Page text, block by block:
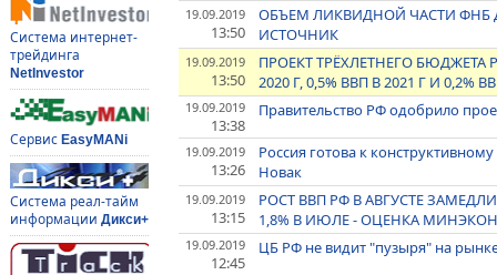
Система интернет-
трейдинга
NetInvestor
Сервис EasyMANi
Система реал-тайм
информации Дикси+
19.09.2019
13:50
ОБЪЕМ ЛИКВИДНОЙ ЧАСТИ ФНБ
ИСТОЧНИК
19.09.2019
13:50
ПРОЕКТ ТРЁХЛЕТНЕГО
2020 Г, 0,5% ВВП В 2021 Г И
19.09.2019
13:38
Правительство РФ одобрило
19.09.2019
13:26
Россия готова к
Новак
19.09.2019
13:15
РОСТ ВВП РФ В АВГУСТЕ
1,8% В ИЮЛЕ - ОЦЕНКА
19.09.2019
12:45
ЦБ РФ не видит "пузыря" на